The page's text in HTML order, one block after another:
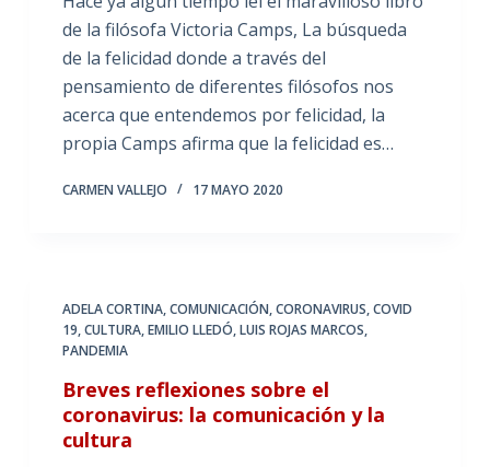
de la filósofa Victoria Camps, La búsqueda
de la felicidad donde a través del
pensamiento de diferentes filósofos nos
acerca que entendemos por felicidad, la
propia Camps afirma que la felicidad es…
CARMEN VALLEJO 17 MAYO 2020
ADELA CORTINA,COMUNICACIÓN,CORONAVIRUS,COVID
19,CULTURA,EMILIO LLEDÓ,LUIS ROJAS MARCOS,
PANDEMIA
Breves reflexiones sobre el
coronavirus: la comunicación y la
cultura